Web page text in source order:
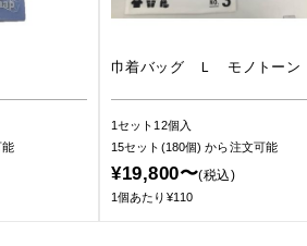
巾着バッグ Ｌ モノトーン
1セット12個入
15セット(180個)から注文可能
¥19,800〜(税込)
1個あたり¥110